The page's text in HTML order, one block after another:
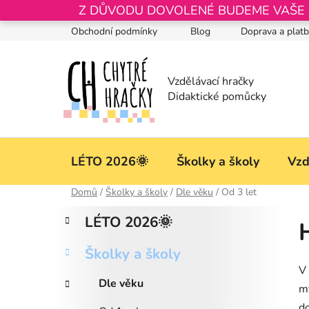
na
Z DŮVODU DOVOLENÉ BUDEME
Obchodní podmínky Blog Doprava a
LÉTO 2026🌞 Školky a školy
Domů / Školky a školy / Dle věku / Od 3 let
P
s
r
Přeskočit
kategorie
K
a
e
o
LÉTO 2026🌞
Školky a školy
Dle věku
V